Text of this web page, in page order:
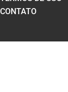
CONTATO